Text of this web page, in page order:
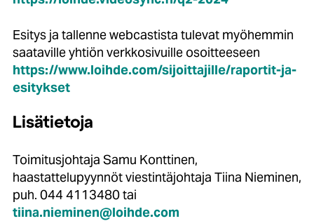
Esitys ja tallenne webcastista tulevat myöhemmin
saataville yhtiön verkkosivuille osoitteeseen
https://www.loihde.com/sijoittajille/raportit-ja-
esitykset
Lisätietoja
Toimitusjohtaja Samu Konttinen,
haastattelupyynnöt viestintäjohtaja Tiina Nieminen,
puh. 044 4113480 tai
tiina.nieminen@loihde.com